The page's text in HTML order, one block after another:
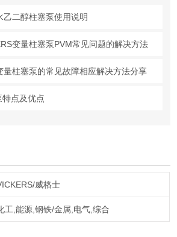
乙二醇柱塞泵使用说明
变量柱塞泵PVM常见问题的解决方法
量柱塞泵的常见故障相应解决方法分享
点及优点
威格士
工,能源,钢铁/金属,电气,综合